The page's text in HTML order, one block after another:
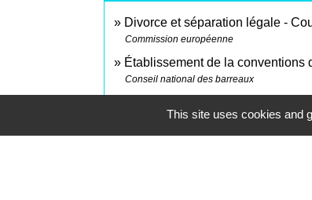
Divorce et séparation légale -
Commission européenne
Établissement de la conventions
Conseil national des barreaux
This site uses cookies and